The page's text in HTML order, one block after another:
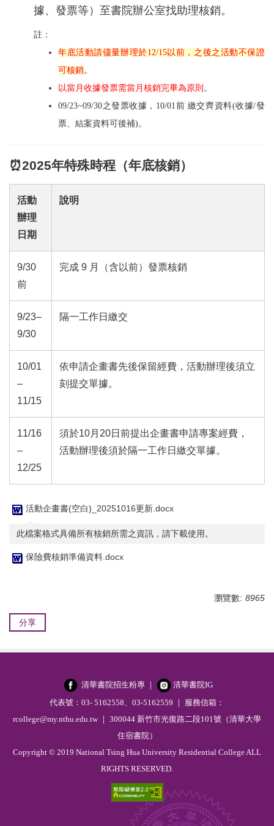
據、發票等）至書院辦公室找助理核銷。
註：
年底活動請儘量辦理於12/15以前，之後之活動不保證
可核銷。
以當月收據發票需當月核銷完畢為原則 。
09/23~09/30之發票收據，10/01前 繳交齊資料(收據/發
票、結案資料可後補)。
⏰2025年特殊時程（年底核銷）
活動
辦理
日期
說明
9/30
前
完成 9 月（含以前）發票核銷
9/23–
9/30
隔一工作日繳交
10/01
–
11/15
依申請企畫書先後保留經費，活動辦理後須立
刻提交單據。
11/16
–
12/25
須於10月20日前提出企畫書申請專案經費，
活動辦理後須於隔一工作日繳交單據。
活動企畫書(空白)_20251016更新.docx
此檔案格式具備所有核銷所需之資訊，請下載使用。
保險費核銷準備資料.docx
瀏覽數: 8965
分享
清華書院招生粉專｜
清華書院IG
代表號：03- 5162558、03-5162559 ｜ 服務信箱：
rcollege@my.nthu.edu.tw ｜ 300044 新竹市光復路二段101號（清華大學
住宿書院）
Copyright © 2019 National Tsing Hua University Residential College ALL
RIGHTS RESERVED.